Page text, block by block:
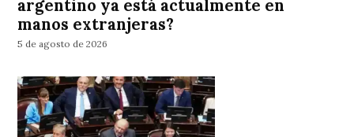
argentino ya está actualmente en
manos extranjeras?
5 de agosto de 2026